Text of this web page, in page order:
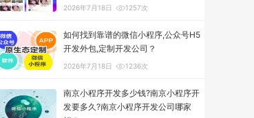
2026年7月18日 1257次
如何找到靠谱的微信小程序,公众号H5
开发外包,定制开发公司？
2026年7月18日 1236次
南京小程序开发多少钱?南京小程序开
发要多久?南京小程序开发公司哪家